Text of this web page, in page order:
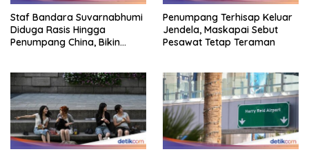
Staf Bandara Suvarnabhumi
Diduga Rasis Hingga
Penumpang China, Bikin
Penumpang Terhisap Keluar
Jendela, Maskapai Sebut
Pesawat Tetap Teraman